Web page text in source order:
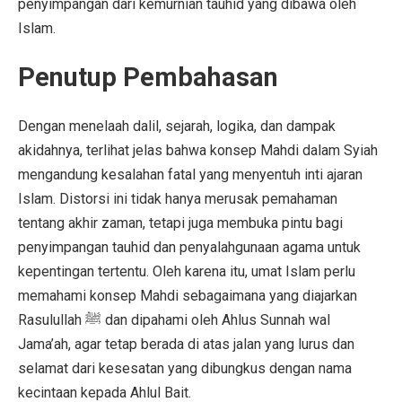
penyimpangan dari kemurnian tauhid yang dibawa oleh
Islam.
Penutup Pembahasan
Dengan menelaah dalil, sejarah, logika, dan dampak
akidahnya, terlihat jelas bahwa konsep Mahdi dalam Syiah
mengandung kesalahan fatal yang menyentuh inti ajaran
Islam. Distorsi ini tidak hanya merusak pemahaman
tentang akhir zaman, tetapi juga membuka pintu bagi
penyimpangan tauhid dan penyalahgunaan agama untuk
kepentingan tertentu. Oleh karena itu, umat Islam perlu
memahami konsep Mahdi sebagaimana yang diajarkan
Rasulullah ﷺ dan dipahami oleh Ahlus Sunnah wal
Jama’ah, agar tetap berada di atas jalan yang lurus dan
selamat dari kesesatan yang dibungkus dengan nama
kecintaan kepada Ahlul Bait.